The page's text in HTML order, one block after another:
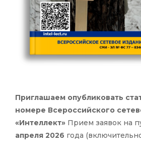
Приглашаем опубликовать
номере Всероссийского
«Интеллект» Прием заявок на
апреля 2026 года